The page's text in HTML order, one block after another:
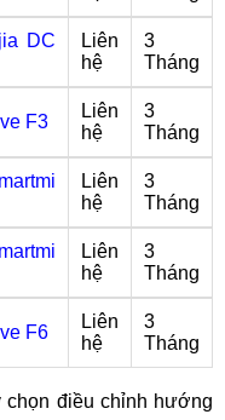
DC
Liên
hệ
3
Tháng
F3
Liên
hệ
3
Tháng
Liên
hệ
3
Tháng
Liên
hệ
3
Tháng
F6
Liên
hệ
3
Tháng
chọn điều chỉnh hướng